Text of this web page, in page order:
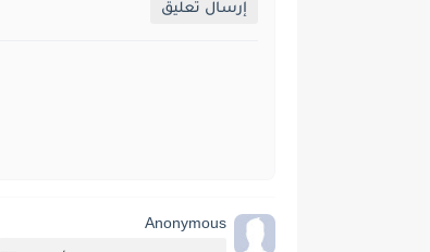
إرسال تعليق
Anonymous